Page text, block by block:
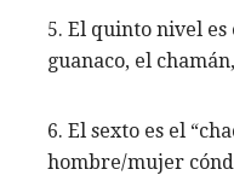
5. El quinto nivel es
guanaco, el
6. El sexto es el
hombre/mujer